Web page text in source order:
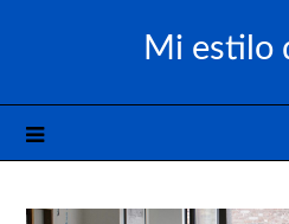
Mi estilo